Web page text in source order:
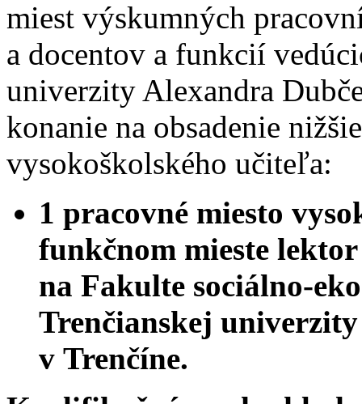
miest výskumných
a docentov a funkcií
univerzity Alexandra
konanie na obsadenie
vysokoškolského učiteľa:
1 pracovné miesto
funkčnom mieste
na Fakulte sociálno-
Trenčianskej
v Trenčíne.